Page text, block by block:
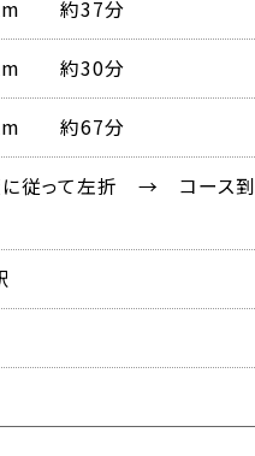
約37分
約30分
約67分
従って左折 → コース到